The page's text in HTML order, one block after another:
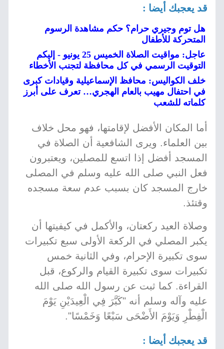
قد يعجبك أيضا :
هل توم وجيري حرام؟ حكم مشاهدة الرسوم
المتحركة للأطفال
عاجل: مواقيت الصلاة الخميس 25 يونيو - إليكم
التوقيت الرسمي في كل محافظة لتجنب الأخطاء
خلف الكواليس: محافظ الإسماعيلية وقيادات كبرى
في احتفال مهيب بالعام الهجري… تعرف على أبرز
كلماته للشعب
أما المكان الأفضل لإقامتها، فهو محل خلاف
بين العلماء. ويرى الشافعية أن الصلاة في
المسجد أفضل إذا اتسع للمصلين، ويعتبرون
فعل النبي صلى الله عليه وسلم في المصلى
خارج المسجد كان بسبب عدم سعة مسجده
وقتئذ.
وصلاة العيد ركعتان، والأكمل في كيفيتها أن
يكبر المصلي في الركعة الأولى سبع تكبيرات
سوى تكبيرة الإحرام، وفي الثانية خمس
تكبيرات سوى تكبيرة القيام والركوع، قبل
القراءة. كما ثبت عن رسول الله صلى الله
عليه وآله وسلم أنه "كَبَّرَ فِي الْعِيدَيْنِ يَوْمَ
الْفِطْرِ وَيَوْمَ الأَضْحَى سَبْعًا وَخَمْسًا".
قد يعجبك أيضا :